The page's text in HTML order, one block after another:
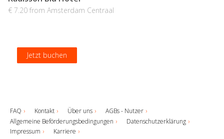
Jetzt buchen
Jetzt buchen
Jetzt buchen
€ 7.20 from Amsterdam Centraal
Jetzt buchen
FAQ Kontakt Über uns
AGBs - Nutzer
Allgemeine Beförderungsbedingungen
Datenschutzerklärung
Impressum
Karriere